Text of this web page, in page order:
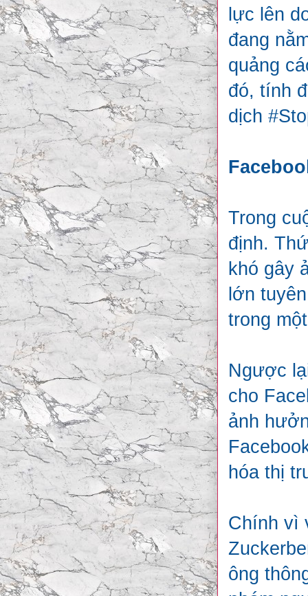
lực lên
đang
quảng
đó, tính
dịch
Trong
định.
khó gây
lớn
trong
Ngược
cho
ảnh
hóa thị
Chính vì
ông